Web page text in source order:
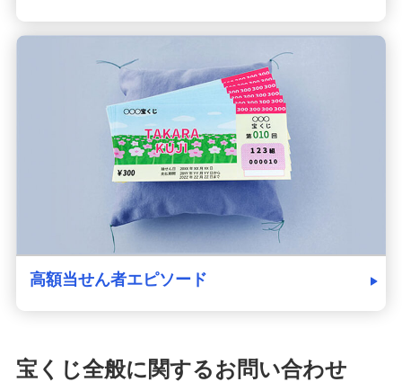
高額当せん者エピソード
宝くじ全般に関するお問い合わせ